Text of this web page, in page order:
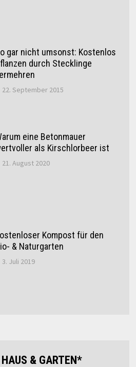
gar nicht umsonst: Kostenlos
durch Stecklinge
22. September 2015
eine Betonmauer
als Kirschlorbeer ist
21. August 2020
Kompost für den
& Naturgarten
3. Juli 2019
& GARTEN*